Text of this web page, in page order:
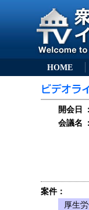
HOME
開会日 ：
会議名
：
案件：
厚生